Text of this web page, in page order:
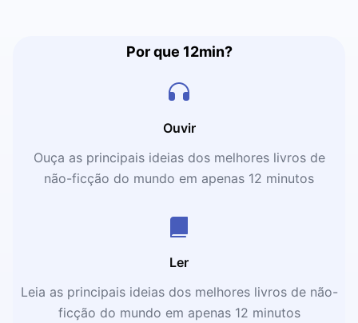
Por que 12min?
Ouvir
Ouça as principais ideias dos melhores livros de
não-ficção do mundo em apenas 12 minutos
Ler
Leia as principais ideias dos melhores livros de não-
ficção do mundo em apenas 12 minutos